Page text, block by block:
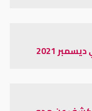
2021